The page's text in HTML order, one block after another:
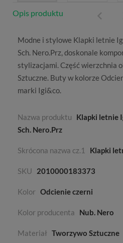
Opis produktu
Modne i stylowe Klapki letnie
Sch. Nero.Prz, doskonale
stylizacjami. Część wierzchnia
Sztuczne. Buty w kolorze
marki Igi&co.
Nazwa produktu
Klapki letnie
Sch. Nero.Prz
Skrócona nazwa cz.1 Klapki
SKU 2010000183373
Kolor Odcienie czerni
Kolor producenta Nub. Nero
Materiał Tworzywo Sztuczne